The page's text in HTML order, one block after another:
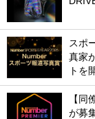
スポ
真家
トを
【同
が募